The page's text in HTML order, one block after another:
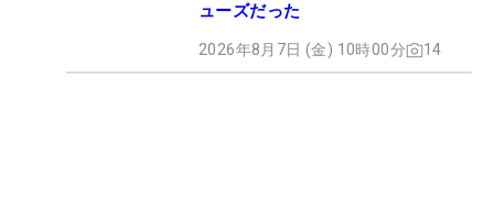
ューズだった
2026年8月7日 (金) 10時00分 14